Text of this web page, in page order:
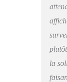
la